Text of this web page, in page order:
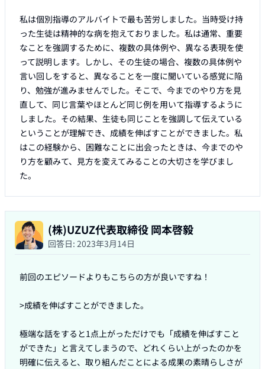
私は個別指導のアルバイトで最も苦労しました。当時受け持
った生徒は精神的な病を抱えておりました。私は通常、重要
なことを強調するために、複数の具体例や、異なる表現を使
って説明します。しかし、その生徒の場合、複数の具体例や
言い回しをすると、異なることを一度に聞いている感覚に陥
り、勉強が進みませんでした。そこで、今までのやり方を見
直して、同じ言葉やほとんど同じ例を用いて指導するように
しました。その結果、生徒も同じことを強調して伝えている
ということが理解でき、成績を伸ばすことができました。私
はこの経験から、困難なことに出会ったときは、今までのや
り方を顧みて、見方を変えてみることの大切さを学びまし
た。
(株)UZUZ代表取締役 岡本啓毅
回答日: 2023年3月14日
前回のエピソードよりもこちらの方が良いですね！
>成績を伸ばすことができました。
極端な話をすると1点上がっただけでも「成績を伸ばすこと
ができた」と言えてしまうので、どれくらい上がったのかを
明確に伝えると、取り組んだことによる成果の素晴らしさが